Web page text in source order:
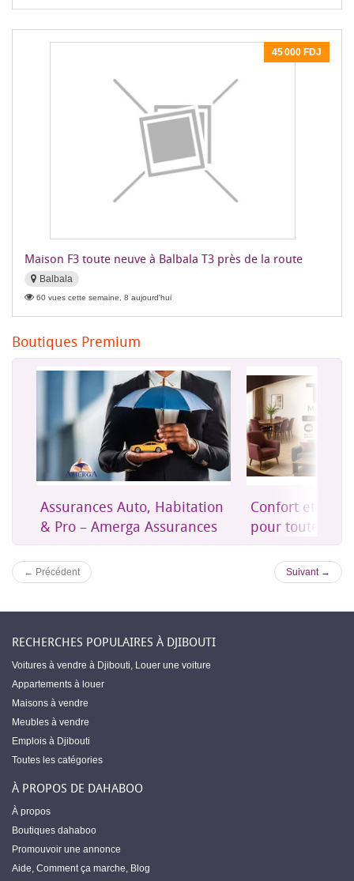
45 000 FDJ
Maison F3 toute neuve à Balbala T3 près de la route
Balbala
60 vues cette semaine, 8 aujourd'hui
Boutiques Premium
Confort et mobilier moderne
pour toute la maison
Une
accessible à
← Précédent Suivant →
RECHERCHES POPULAIRES À DJIBOUTI
Voitures à vendre à Djibouti, Louer une voiture
Appartements à louer
Maisons à vendre
Meubles à vendre
Emplois à Djibouti
Toutes les catégories
À PROPOS DE DAHABOO
À propos
Boutiques dahaboo
Promouvoir une annonce
Aide, Comment ça marche, Blog